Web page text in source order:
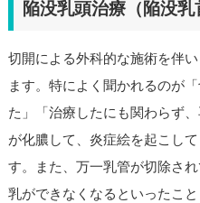
陥没乳頭治療（陥没
切開による外科的な施術を伴
ます。特によく聞かれるのが
た」「治療したにも関わらず
が化膿して、炎症絵を起こし
す。また、万一乳管が切除さ
乳ができなくなるといったこと